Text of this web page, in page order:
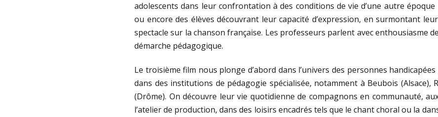
adolescents dans leur confrontation à des conditions de vie d’une autre époque
ou encore des élèves découvrant leur capacité d’expression, en surmontant
spectacle sur la chanson française. Les professeurs parlent avec enthousiasme
démarche pédagogique.
Le troisième film nous plonge d’abord dans l’univers des personnes
dans des institutions de pédagogie spécialisée, notamment à Beubois (Alsace),
(Drôme). On découvre leur vie quotidienne de compagnons en communauté,
l’atelier de production, dans des loisirs encadrés tels que le chant choral ou la